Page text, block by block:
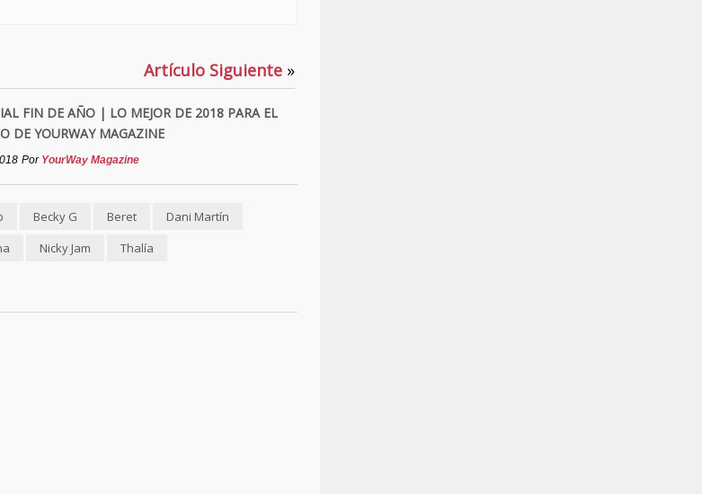
Artículo Siguiente »
FIN DE AÑO | LO MEJOR DE 2018 PARA EL
DE YOURWAY MAGAZINE
Por YourWay Magazine
Becky G Beret
Dani Martín
Nicky Jam Thalía